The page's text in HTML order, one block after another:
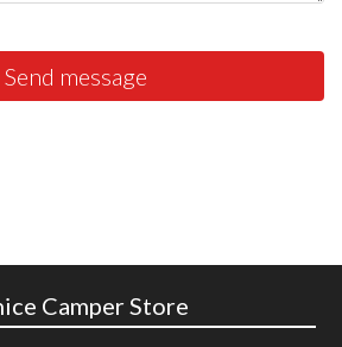
Send message
Camper Store